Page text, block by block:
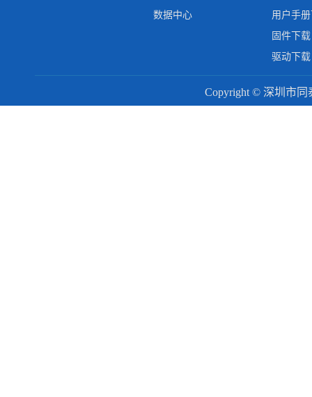
数据中心
用户手
固件下载
驱动下载
Copyright © 深圳市同